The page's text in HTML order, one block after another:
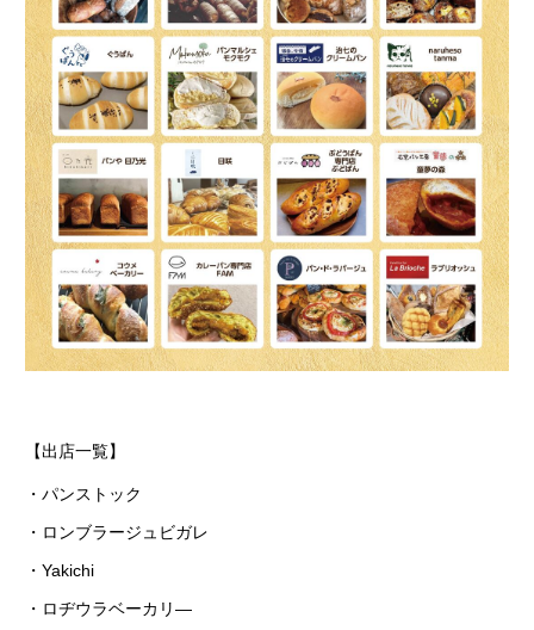
【出店一覧】
・パンストック
・ロンブラージュビガレ
・ Yakichi
・ロヂウラベーカリ―